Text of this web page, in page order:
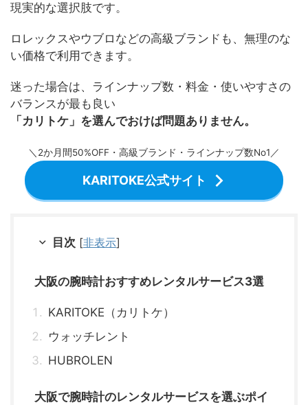
現実的な選択肢です。
ロレックスやウブロなどの高級ブランドも、無理のな
い価格で利用できます。
迷った場合は、ラインナップ数・料金・使いやすさの
バランスが最も良い
「カリトケ」を選んでおけば問題ありません。
＼2か月間50%OFF・高級ブランド・ラインナップ数No1／
KARITOKE公式サイト
目次 [非表示]
大阪の腕時計おすすめレンタルサービス3選
KARITOKE（カリトケ）
ウォッチレント
HUBROLEN
大阪で腕時計のレンタルサービスを選ぶポイ